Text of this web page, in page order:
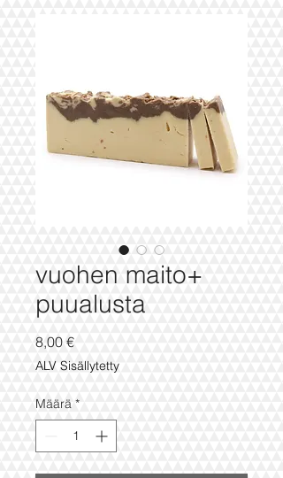
vuohen maito+
puualusta
8,00 €Hinta
ALV Sisällytetty
Määrä *